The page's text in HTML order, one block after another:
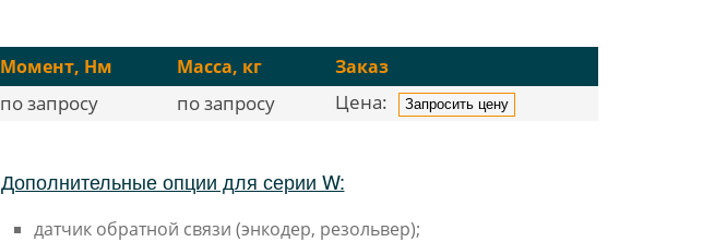
Момент, Нм Масса, кг Заказ
по запросу по запросу Цена: Запросить цену
Дополнительные опции для серии W:
датчик обратной связи (энкодер, резольвер);